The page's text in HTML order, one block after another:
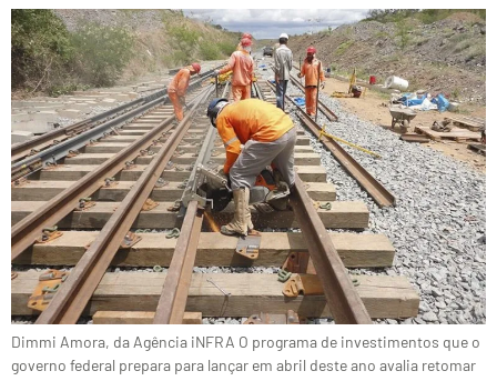
Dimmi Amora, da Agência iNFRA O programa de investimentos que o
governo federal prepara para lançar em abril deste ano avalia retomar